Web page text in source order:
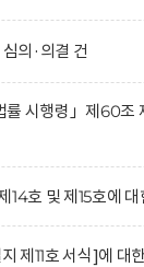
의·의결 건
률 시행령」제60
14호 및 제15호에
제11호 서식]에 대